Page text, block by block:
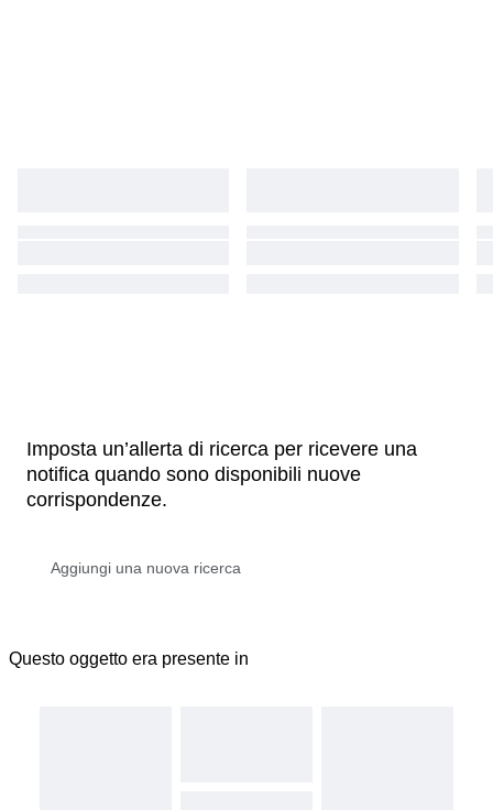
Imposta un’allerta di ricerca per ricevere una
notifica quando sono disponibili nuove
corrispondenze.
Questo oggetto era presente in